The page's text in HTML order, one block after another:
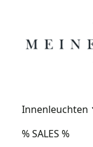
Innenleuchten
% SALES %